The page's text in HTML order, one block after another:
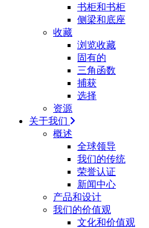
书柜和书柜
侧梁和底座
收藏
浏览收藏
固有的
三角函数
捕获
选择
资源
关于我们
概述
全球领导
我们的传统
荣誉认证
新闻中心
产品和设计
我们的价值观
文化和价值观